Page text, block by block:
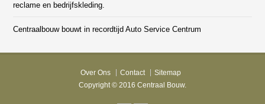
reclame en bedrijfskleding.
Centraalbouw bouwt in recordtijd Auto Service Centrum
Over Ons Contact
Sitemap
Copyright © 2016 Centraal Bouw.